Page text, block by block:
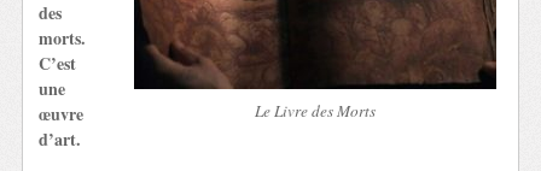
Le Livre des Morts
des
morts.
C’est
une
œuvre
d’art.